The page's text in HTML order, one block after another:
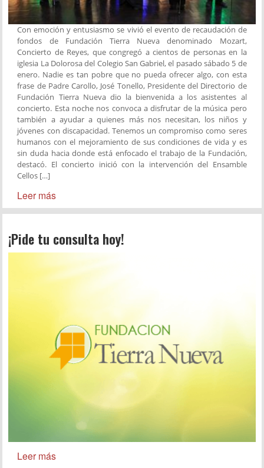
Con emoción y entusiasmo se vivió el evento de recaudación de
fondos de Fundación Tierra Nueva denominado Mozart,
Concierto de Reyes, que congregó a cientos de personas en la
iglesia La Dolorosa del Colegio San Gabriel, el pasado sábado 5 de
enero. Nadie es tan pobre que no pueda ofrecer algo, con esta
frase de Padre Carollo, José Tonello, Presidente del Directorio de
Fundación Tierra Nueva dio la bienvenida a los asistentes al
concierto. Esta noche nos convoca a disfrutar de la música pero
también a ayudar a quienes más nos necesitan, los niños y
jóvenes con discapacidad. Tenemos un compromiso como seres
humanos con el mejoramiento de sus condiciones de vida y es
sin duda hacia donde está enfocado el trabajo de la Fundación,
destacó. El concierto inició con la intervención del Ensamble
Cellos […]
Leer más
¡Pide tu consulta hoy!
Leer más